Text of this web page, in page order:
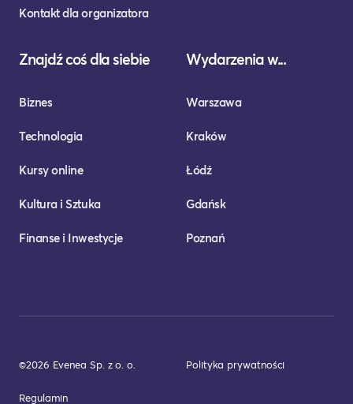
Kontakt dla organizatora
Znajdź coś dla siebie
Biznes
Technologia
Kursy online
Kultura i Sztuka
Finanse i Inwestycje
Wydarzenia w...
Warszawa
Kraków
Łódź
Gdańsk
Poznań
©2026 Evenea Sp. z o. o. Polityka prywatności
Regulamin